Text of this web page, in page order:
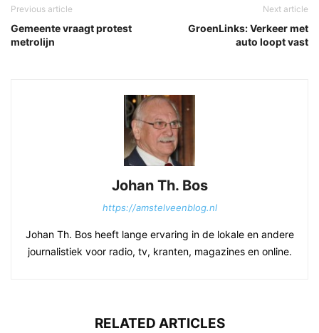
Previous article
Gemeente vraagt protest
metrolijn
Next article
GroenLinks: Verkeer met
auto loopt vast
Johan Th. Bos
https://amstelveenblog.nl
Johan Th. Bos heeft lange ervaring in de lokale en andere
journalistiek voor radio, tv, kranten, magazines en online.
RELATED ARTICLES